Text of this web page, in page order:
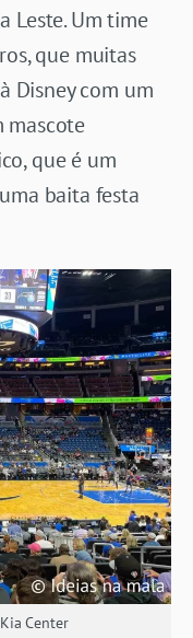
Leste. Um time
que muitas
Disney com um
mascote
que é um
baita festa
Center